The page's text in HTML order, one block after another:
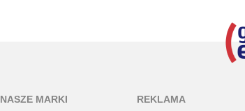
NASZE MARKI REKLAMA